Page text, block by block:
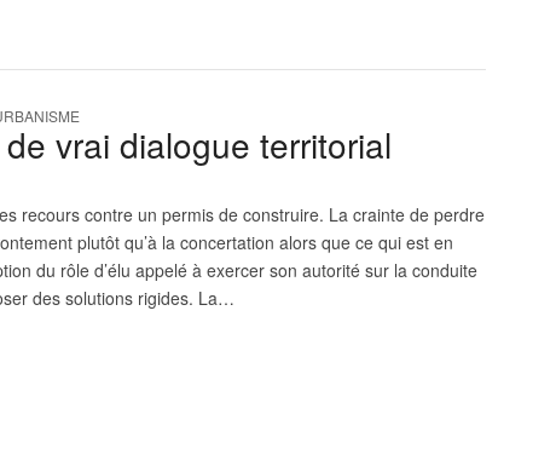
vrai dialogue territorial
recours contre un permis de construire. La crainte de perdre
plutôt qu’à la concertation alors que ce qui est en
du rôle d’élu appelé à exercer son autorité sur la conduite
des solutions rigides. La…